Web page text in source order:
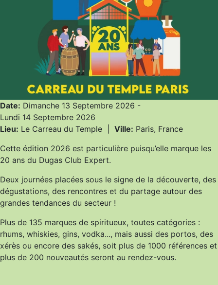
Date: Dimanche 13 Septembre 2026 -
Lundi 14 Septembre 2026
Lieu: Le Carreau du Temple Ville: Paris, France
Cette édition 2026 est particulière puisqu’elle marque les
20 ans du Dugas Club Expert.
Deux journées placées sous le signe de la découverte, des
dégustations, des rencontres et du partage autour des
grandes tendances du secteur !
Plus de 135 marques de spiritueux, toutes catégories :
rhums, whiskies, gins, vodka..., mais aussi des portos, des
xérès ou encore des sakés, soit plus de 1000 références et
plus de 200 nouveautés seront au rendez-vous.